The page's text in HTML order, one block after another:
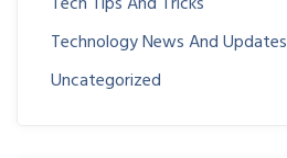
Technology News And Updates
Uncategorized